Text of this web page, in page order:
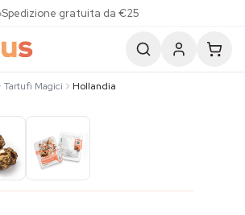
Spedizione gratuita da €25
Tartufi Magici Hollandia